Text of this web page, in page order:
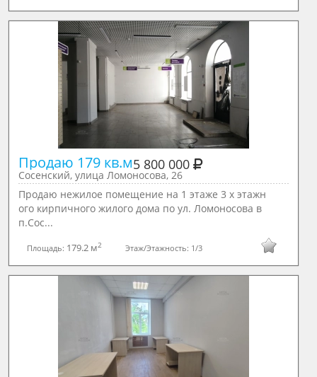
Продаю 179 кв.м5 800 000
Сосенский, улица Ломоносова, 26
Продаю нежилое помещение на 1 этаже 3 х этажн
ого кирпичного жилого дома по ул. Ломоносова в
п.Сос...
Площадь: 179.2 м2 Этаж/Этажность: 1/3